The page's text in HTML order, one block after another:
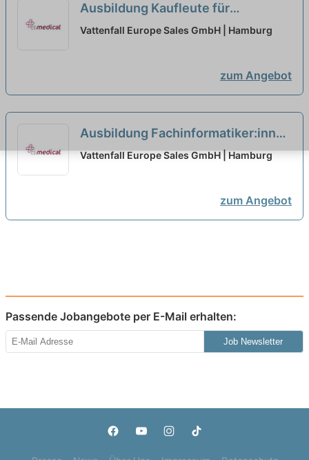
Ausbildung Kaufleute für
Digitalisierungsmanagement 2027
Vattenfall Europe Sales GmbH | Hamburg
zum Angebot
Ausbildung Fachinformatiker:innen
mit Fachrichtung Daten- und
Vattenfall Europe Sales GmbH | Hamburg
zum Angebot
Passende Jobangebote per E-Mail erhalten:
Job Newsletter